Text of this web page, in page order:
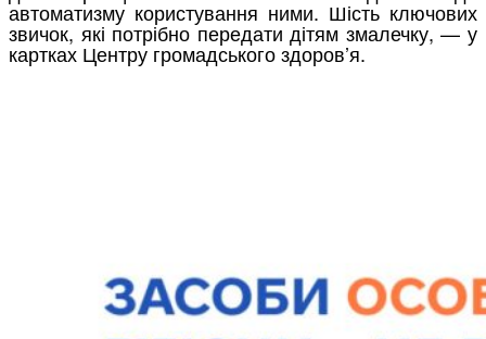
автоматизму користування ними. Шість ключових
звичок, які потрібно передати дітям змалечку, — у
картках Центру громадського здоров’я.